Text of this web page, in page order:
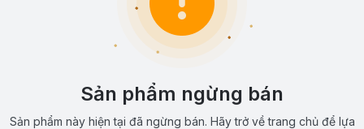
Sản phẩm ngừng bán
Sản phẩm này hiện tại đã ngừng bán. Hãy trở về trang chủ để lựa